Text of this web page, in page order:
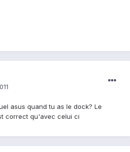
asus quand tu as le dock? Le
correct qu'avec celui ci